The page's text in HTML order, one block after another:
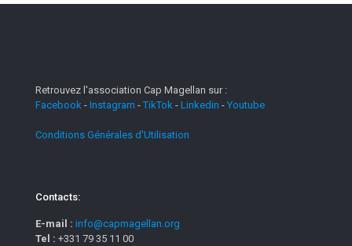
Retrouvez l'association Cap Magellan sur :
Facebook - Instagram -TikTok - Linkedin - Youtube
Conditions Générales d'Utilisation
Contacts:
E-mail : info@capmagellan.org
Tel : +331 79 35 11 00